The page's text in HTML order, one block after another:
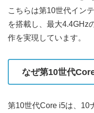
こちらは第10世代イン
を搭載し、最大4.4GHz
作を実現しています。
なぜ第10世代
第10世代Core i5は、10